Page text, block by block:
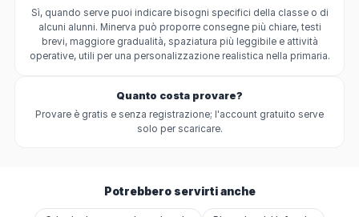
Sì, quando serve puoi indicare bisogni specifici della classe o di
alcuni alunni. Minerva può proporre consegne più chiare, testi
brevi, maggiore gradualità, spaziatura più leggibile e attività
operative, utili per una personalizzazione realistica nella primaria.
Quanto costa provare?
Provare è gratis e senza registrazione; l'account gratuito serve
solo per scaricare.
Potrebbero servirti anche